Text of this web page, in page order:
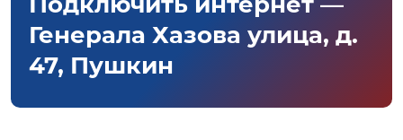
Генерала Хазова улица, д.
47, Пушкин